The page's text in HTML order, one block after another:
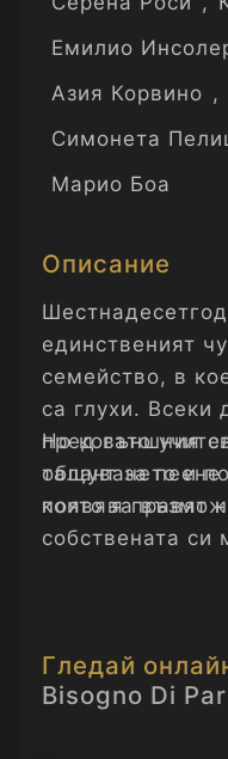
Емилио
Азия Корвино ,
Симонета
Марио Боа
Описание
единственият
семейство, в
са глухи. Всеки
пред външния
общуването и
които я правят
Но когато
талант за
появява
собствената
нужна или да
със собствения
Гледай
Bisogno Di